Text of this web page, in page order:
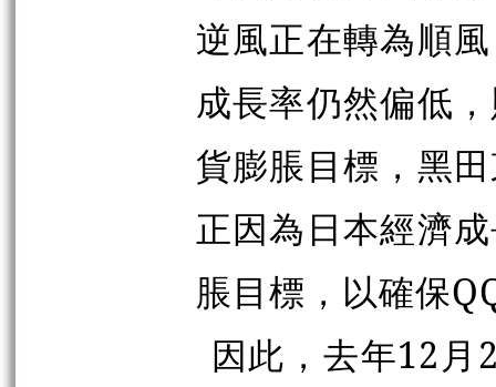
逆風正在轉為順
成長率仍然偏低
貨膨脹目標，黑
正因為日本經濟
脹目標，以確保
因此，去年12月